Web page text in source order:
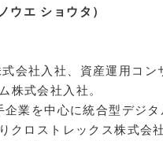
ウエ ショウタ）
会社入社、資産運用コン
株式会社入社。
業を中心に統合型デジタ
クロストレックス株式会